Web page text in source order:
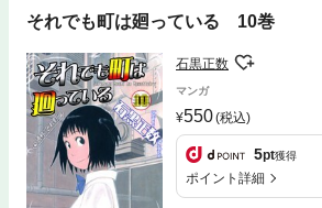
それでも町は廻っている 10巻
石黒正数
マンガ
550(税込)
5pt獲得
ポイント詳細